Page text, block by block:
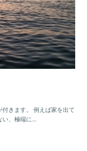
きます。 例えば家を出て
、極端に...